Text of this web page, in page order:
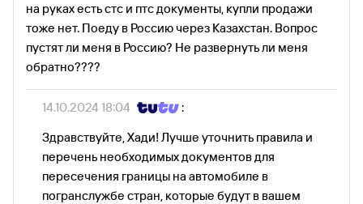
на руках есть стс и птс документы, купли продажи
тоже нет. Поеду в Россию через Казахстан. Вопрос
пустят ли меня в Россию? Не развернуть ли меня
обратно????
14.10.2024 18:04
:
Здравствуйте, Хади! Лучше уточнить правила и
перечень необходимых документов для
пересечения границы на автомобиле в
погранслужбе стран, которые будут в вашем